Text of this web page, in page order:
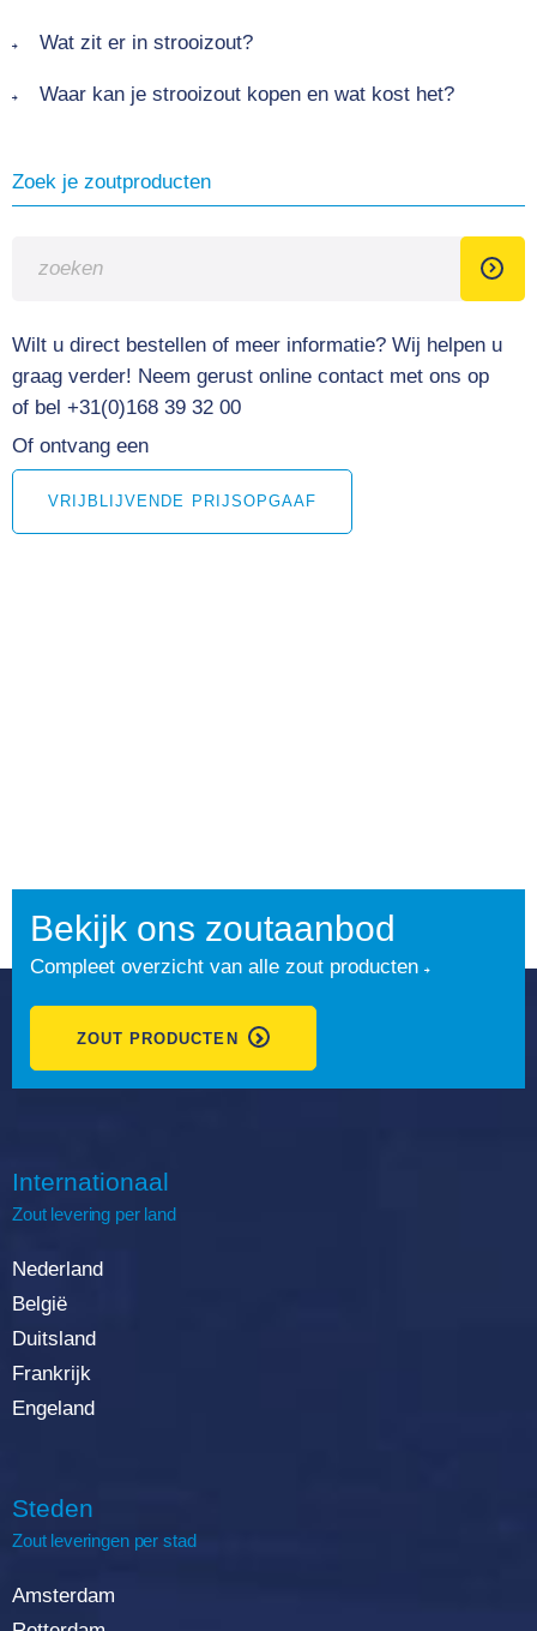
Wat zit er in strooizout?
Waar kan je strooizout kopen en wat kost het?
Zoek je zoutproducten
Wilt u direct bestellen of meer informatie? Wij helpen u
graag verder! Neem gerust online contact met ons op
of bel +31(0)168 39 32 00
Of ontvang een
VRIJBLIJVENDE PRIJSOPGAAF
Bekijk ons zoutaanbod
Compleet overzicht van alle zout producten
ZOUT PRODUCTEN
Internationaal
Zout levering per land
Nederland
België
Duitsland
Frankrijk
Engeland
Steden
Zout leveringen per stad
Amsterdam